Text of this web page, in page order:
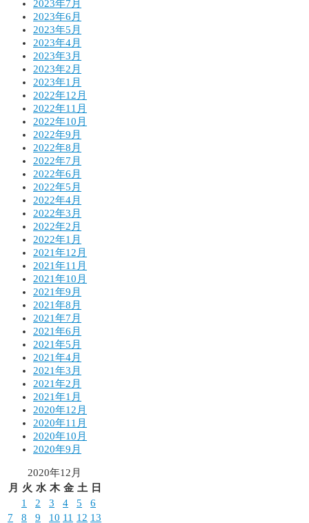
2023年7月
2023年6月
2023年5月
2023年4月
2023年3月
2023年2月
2023年1月
2022年12月
2022年11月
2022年10月
2022年9月
2022年8月
2022年7月
2022年6月
2022年5月
2022年4月
2022年3月
2022年2月
2022年1月
2021年12月
2021年11月
2021年10月
2021年9月
2021年8月
2021年7月
2021年6月
2021年5月
2021年4月
2021年3月
2021年2月
2021年1月
2020年12月
2020年11月
2020年10月
2020年9月
2020年12月
月
火 水 木 金 土 日
1
2 3 4 5
6
7
8 9 10 11 12 13